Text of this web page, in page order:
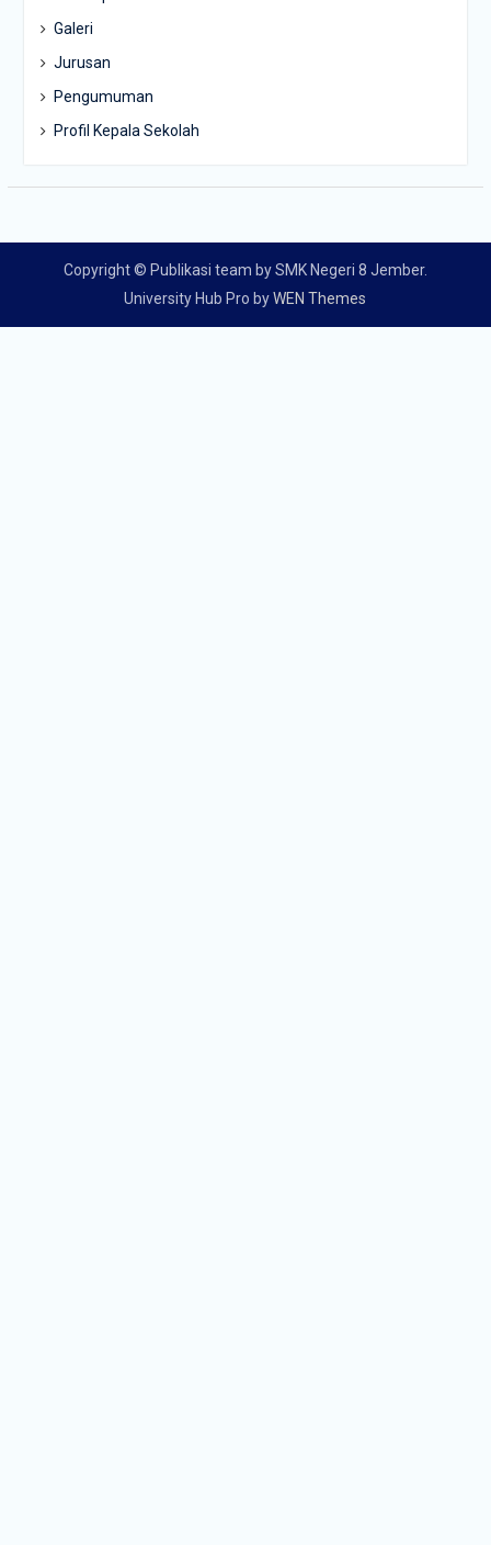
Galeri
Jurusan
Pengumuman
Profil Kepala Sekolah
Copyright © Publikasi team by SMK Negeri 8 Jember.
University Hub Pro byWEN Themes